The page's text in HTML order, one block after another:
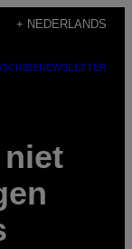
+ NEDERLANDS
NEWSLETTER